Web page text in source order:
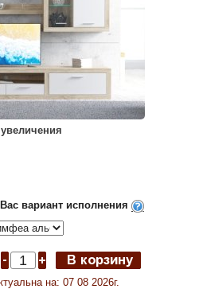
вариант исполнения
на: 07 08 2026г.